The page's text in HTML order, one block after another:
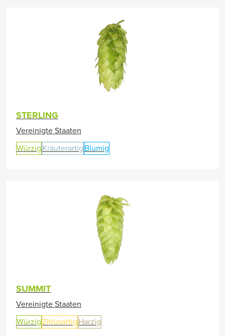
STERLING
Vereinigte Staaten
Würzig Kräuterartig Blumig
SUMMIT
Vereinigte Staaten
WürzigZitrusartig Harzig